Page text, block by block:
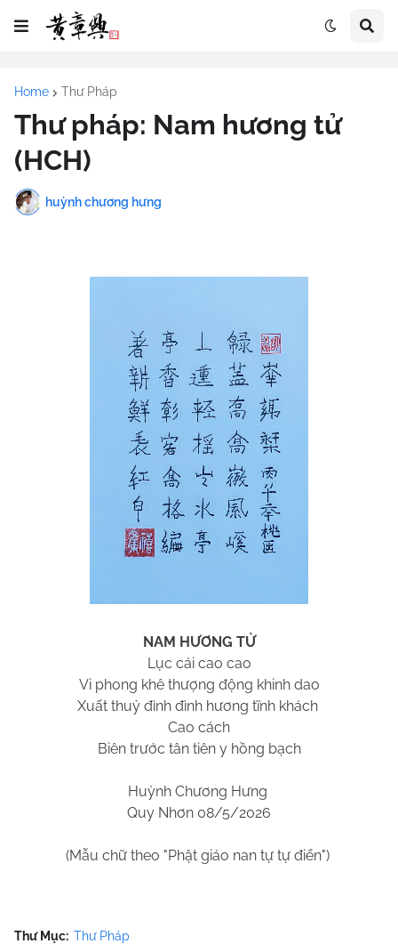
Home Thư Pháp
Thư pháp: Nam hương tử
(HCH)
huỳnh chương hưng
NAM HƯƠNG TỬ
Lục cái cao cao
Vi phong khê thượng động khinh dao
Xuất thuỷ đình đình hương tĩnh khách
Cao cách
Biên trước tân tiên y hồng bạch
Huỳnh Chương Hưng
Quy Nhơn 08/5/2026
(Mẫu chữ theo "Phật giáo nan tự tự điển")
Thư Mục: Thư Pháp